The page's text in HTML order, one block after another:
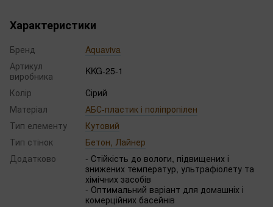
Характеристики
Бренд
Aquaviva
Артикул
виробника
KKG-25-1
Колір
Сірий
Матеріал
АБС-пластик і поліпропілен
Тип елементу
Кутовий
Тип стінок
Бетон, Лайнер
Додатково
- Стійкість до вологи, підвищених і
знижених температур, ультрафіолету та
хімічних засобів
- Оптимальний варіант для домашніх і
комерційних басейнів